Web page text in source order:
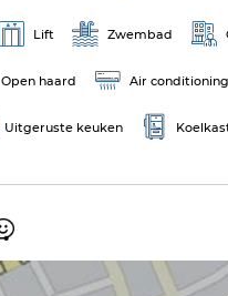
Lift Zwembad
Open haard Air conditioning
Uitgeruste keuken